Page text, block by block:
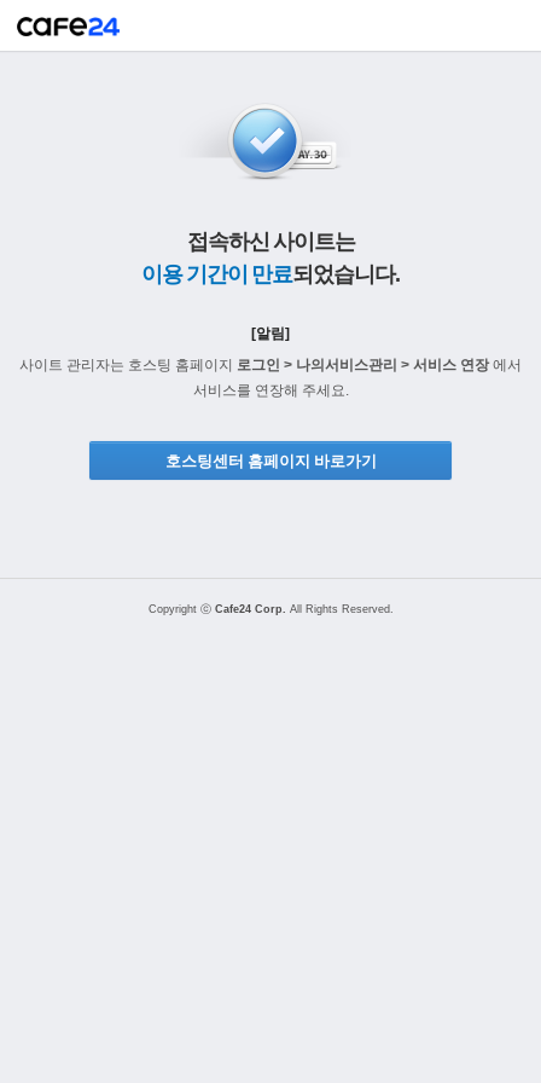
접속하신 사이트는
이용 기간이 만료되었습니다.
[알림]
사이트 관리자는 호스팅 홈페이지 로그인 > 나의서비스관리 > 서비스 연장에서
서비스를 연장해 주세요.
호스팅센터 홈페이지 바로가기
Copyright ⓒ Cafe24 Corp. All Rights Reserved.